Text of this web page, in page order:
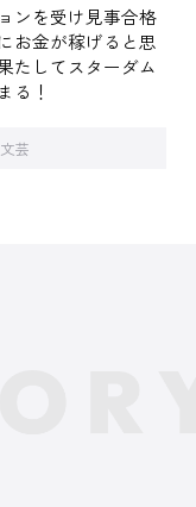
ンを受け見事合格
お金が稼げると思
たしてスターダム
る！
文芸